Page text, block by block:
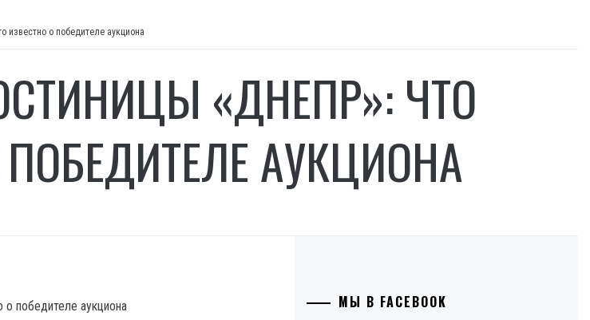
известно о победителе аукциона
«ДНЕПР»: ЧТО
АУКЦИОНА
МЫ В FACEBOOK